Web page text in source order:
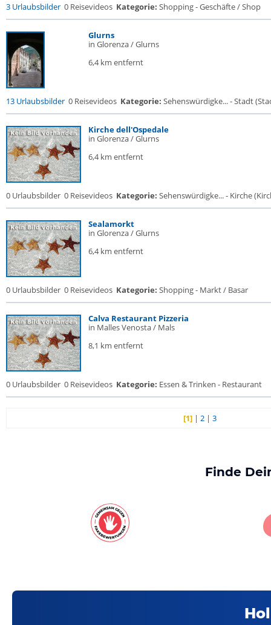
3 Urlaubsbilder 0 Reisevideos Kategorie: Shopping - Geschäfte / Shop
Glurns
in Glorenza / Glurns
6,4 km entfernt
13 Urlaubsbilder 0 Reisevideos Kategorie: Sehenswürdigke... - Stadt
Kirche dell'Ospedale
in Glorenza / Glurns
6,4 km entfernt
0 Urlaubsbilder 0 Reisevideos Kategorie: Sehenswürdigke... - Kirche
Sealamorkt
in Glorenza / Glurns
6,4 km entfernt
0 Urlaubsbilder 0 Reisevideos Kategorie: Shopping - Markt / Basar
Calva Restaurant Pizzeria
in Malles Venosta / Mals
8,1 km entfernt
0 Urlaubsbilder 0 Reisevideos Kategorie: Essen & Trinken - Restaurant
[1] |2 |3
Finde